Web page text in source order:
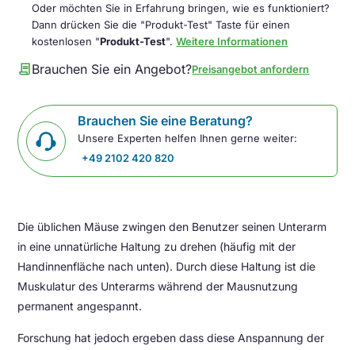
Oder möchten Sie in Erfahrung bringen, wie es funktioniert?
Dann drücken Sie die "Produkt-Test" Taste für einen
kostenlosen "Produkt-Test".Weitere Informationen
contractBrauchen Sie ein Angebot?Preisangebot anfordern
Brauchen Sie eine Beratung?
Unsere Experten helfen Ihnen gerne weiter:
+49 2102 420 820
Die üblichen Mäuse zwingen den Benutzer seinen Unterarm
in eine unnatürliche Haltung zu drehen (häufig mit der
Handinnenfläche nach unten). Durch diese Haltung ist die
Muskulatur des Unterarms während der Mausnutzung
permanent angespannt.
Forschung hat jedoch ergeben dass diese Anspannung der